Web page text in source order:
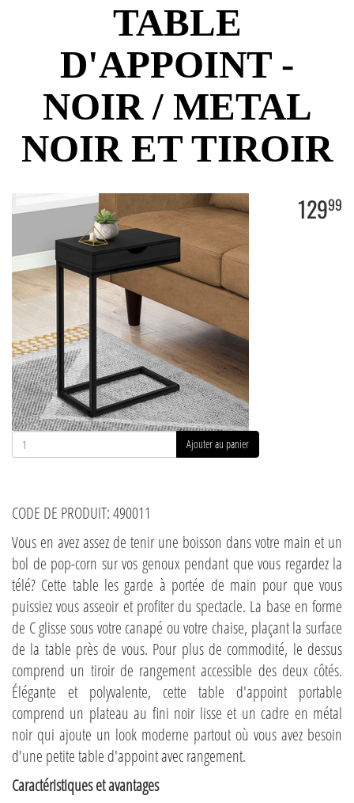
TABLE
D'APPOINT -
NOIR / METAL
NOIR ET TIROIR
12999
Ajouter au panier
CODE DE PRODUIT: 490011
Vous en avez assez de tenir une boisson dans votre main et un
bol de pop-corn sur vos genoux pendant que vous regardez la
télé? Cette table les garde à portée de main pour que vous
puissiez vous asseoir et profiter du spectacle. La base en forme
de C glisse sous votre canapé ou votre chaise, plaçant la surface
de la table près de vous. Pour plus de commodité, le dessus
comprend un tiroir de rangement accessible des deux côtés.
Élégante et polyvalente, cette table d'appoint portable
comprend un plateau au fini noir lisse et un cadre en métal
noir qui ajoute un look moderne partout où vous avez besoin
d'une petite table d'appoint avec rangement.
Caractéristiques et avantages